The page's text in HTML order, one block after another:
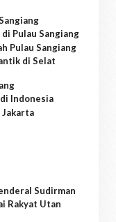
Pulau Sangiang
Pulau Sangiang
di Selat
di Indonesia
Sudirman
Rakyat Utan